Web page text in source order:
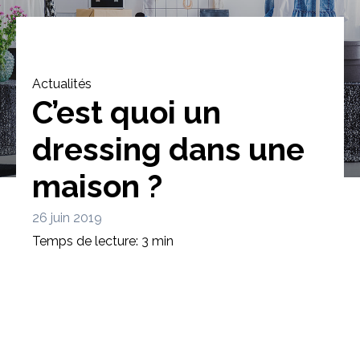
Bibliothèque Meuble tv
Actualités
C’est quoi un
dressing dans une
maison ?
26 juin 2019
Temps de lecture: 3 min